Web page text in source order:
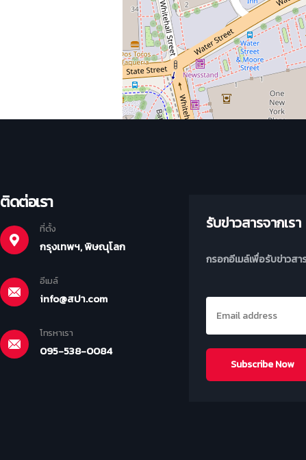
ติดต่อเรา
ที่ตั้ง
กรุงเทพฯ, พิษณุโลก
อีเมล์
info@สปา.com
โทรหาเรา
095-538-0084
รับข่าวสารจากเรา
กรอกอีเมล์เพื่อรับข่าวสา